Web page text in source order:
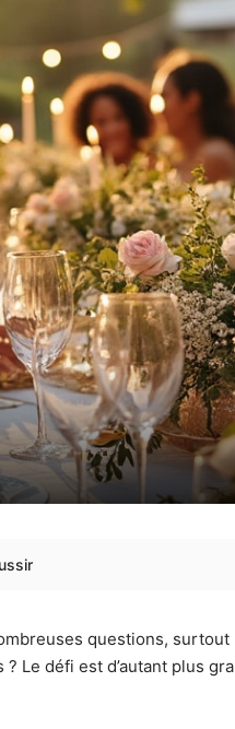
questions, surtout
Le défi est d’autant plus